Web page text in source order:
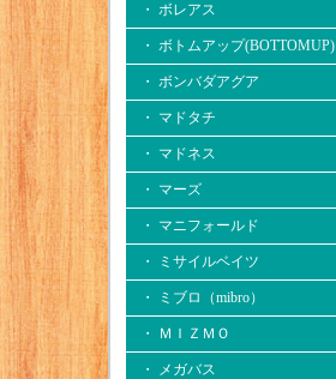
・ ボレアス
・ ボトムアップ(BOTTOMUP)
・ ボンバダアグア
・ マドタチ
・ マドネス
・ マーズ
・ マニフォールド
・ ミサイルベイツ
・ ミブロ（mibro）
・ ＭＩＺＭＯ
・ メガバス